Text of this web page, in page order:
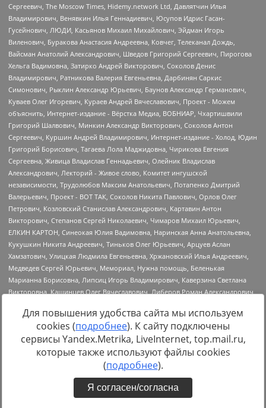
Источник:https://minjust.gov.ru/uploaded/files/reestr-
inostrannyih-agentov-22-03-2024.pdfданные на22.03.2024
Для повышения удобства сайта мы используем
cookies (подробнее). К сайту подключены
сервисы Yandex.Metrika, LiveInternet, top.mail.ru,
которые также используют файлы cookies
(подробнее).
Я согласен/согласна